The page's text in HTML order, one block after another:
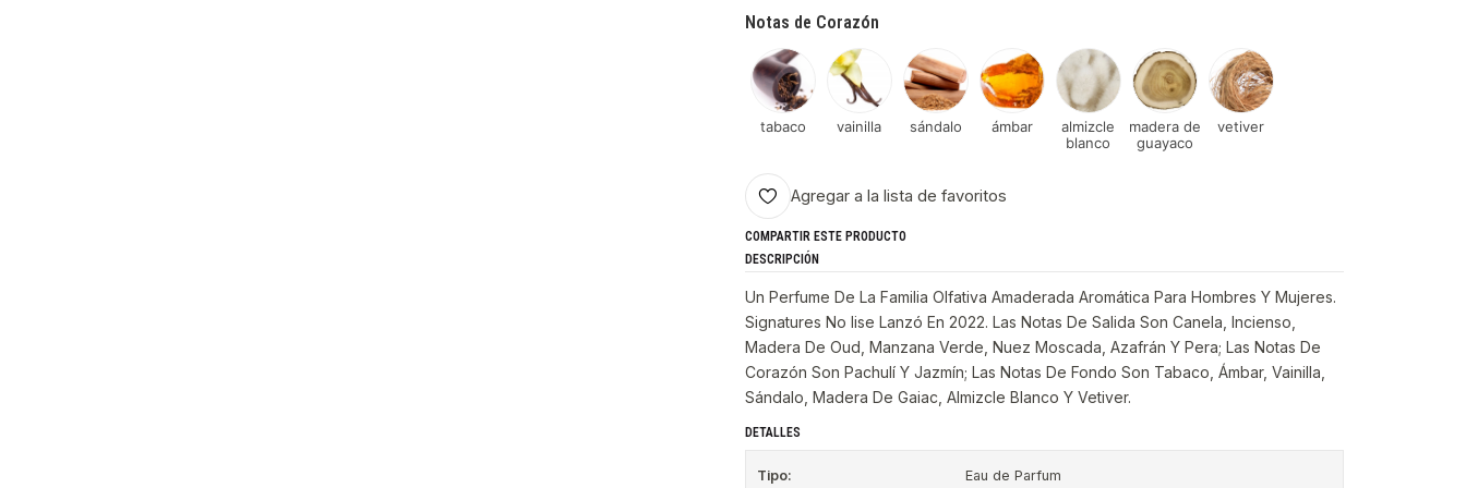
Notas de Corazón
tabaco vainilla sándalo ámbar
almizcle
blanco
madera de
guayaco
vetiver
Agregar a la lista de favoritos
COMPARTIR ESTE PRODUCTO
DESCRIPCIÓN
Un Perfume De La Familia Olfativa Amaderada Aromática Para Hombres Y Mujeres.
Signatures No Iise Lanzó En 2022. Las Notas De Salida Son Canela, Incienso,
Madera De Oud, Manzana Verde, Nuez Moscada, Azafrán Y Pera; Las Notas De
Corazón Son Pachulí Y Jazmín; Las Notas De Fondo Son Tabaco, Ámbar, Vainilla,
Sándalo, Madera De Gaiac, Almizcle Blanco Y Vetiver.
DETALLES
Tipo: Eau de Parfum